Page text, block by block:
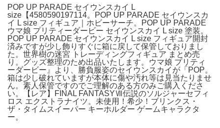
POP UP PARADE セイウンスカイ L
size【4580590197114。POP UP PARADE セイウンスカ
イ L size フィギュア｜ホビーサーチ。POP UP PARADE
ウマ娘 プリティーダービー セイウンスカイ L size 塗装。
POP UP PARADE セイウンスカイ L size フィギュア開封
済みですが少し飾りすぐに箱に戻して保管しておりまし
た。世界樹の迷宮 トレーディングフィギュア まとめ売
り。グッズ整理のため出品いたします。ウマ娘 プリティ
ーダービー』より、勝負服姿のセイウンスカイが「POP。
箱は少し破れていますが本体に傷や汚れ等は見当たりませ
ん。素人保管ですのでご理解のある方のみご購入くださ
い。【レア】FINAL FANTASYⅦ伝説のソルジャーセフィ
ロス エクストラナイツ。未使用！希少！ブリンクス・
ザ・タイムスイーパー キーホルダー ゲームキャラクタ
ー。